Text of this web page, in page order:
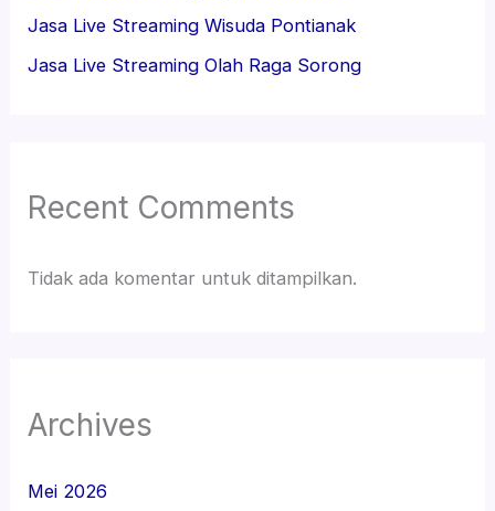
Jasa Live Streaming Wisuda Pontianak
Jasa Live Streaming Olah Raga Sorong
Recent Comments
Tidak ada komentar untuk ditampilkan.
Archives
Mei 2026